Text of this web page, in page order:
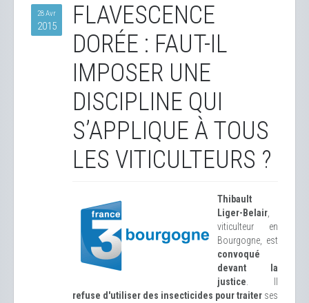
28 Avr
2015
FLAVESCENCE
DORÉE : FAUT-IL
IMPOSER UNE
DISCIPLINE QUI
S’APPLIQUE À TOUS
LES VITICULTEURS ?
Thibault
Liger-Belair
viticulteur en
Bourgogne, est
convoqué
devant la
justice
refuse d'utiliser des insecticides pour traiter ses